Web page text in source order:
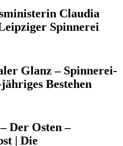
Claudia
Spinnerei
Glanz – Spinnerei-
Bestehen
Der Osten –
| Die